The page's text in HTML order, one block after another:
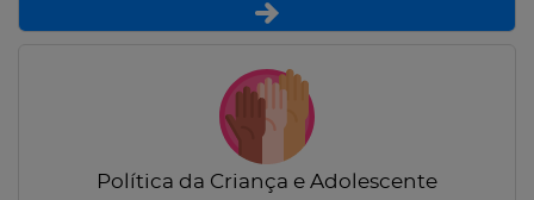
Política da Criança e Adolescente